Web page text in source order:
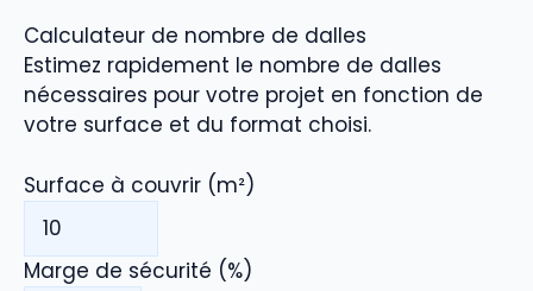
Calculateur de nombre de dalles
Estimez rapidement le nombre de dalles
nécessaires pour votre projet en fonction de
votre surface et du format choisi.
Surface à couvrir (m²)
Marge de sécurité (%)